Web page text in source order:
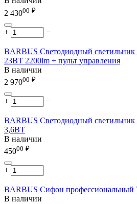
2 43000 ₽
+ −
BARBUS Светодиодный
23ВТ 2200lm + пульт управления
В наличии
2 97000 ₽
+ −
BARBUS Светодиодный
3,6ВТ
В наличии
45000 ₽
+ −
BARBUS Сифон профессиональный
В наличии